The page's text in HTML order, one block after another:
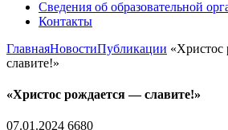
Сведения об образовательной
Контакты
ГлавнаяНовостиПубликации
славите!»
«Христос рождается — славите!»
07.01.2024 6680